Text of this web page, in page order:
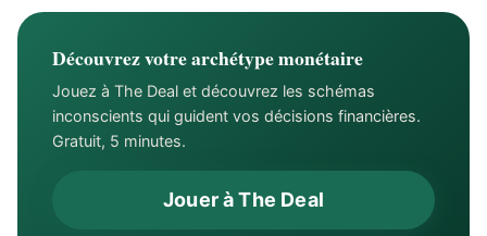
sur Vous-Même
Découvrez votre archétype monétaire
Jouez à The Deal et découvrez les schémas
inconscients qui guident vos décisions financières.
Gratuit, 5 minutes.
Jouer à The Deal